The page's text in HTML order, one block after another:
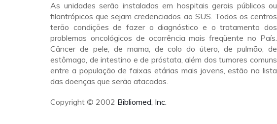
As unidades serão instaladas em hospitais gerais públicos ou
filantrópicos que sejam credenciados ao SUS. Todos os centros
terão condições de fazer o diagnóstico e o tratamento dos
problemas oncológicos de ocorrência mais freqüente no País.
Câncer de pele, de mama, de colo do útero, de pulmão, de
estômago, de intestino e de próstata, além dos tumores comuns
entre a população de faixas etárias mais jovens, estão na lista
das doenças que serão atacadas.
Copyright © 2002 Bibliomed, Inc.